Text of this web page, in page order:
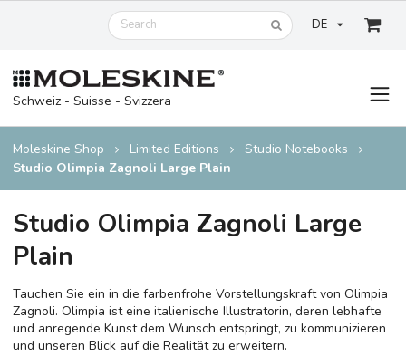
DE
Schweiz - Suisse - Svizzera
Moleskine Shop Limited Editions
Studio Notebooks
Studio Olimpia Zagnoli Large Plain
Studio Olimpia Zagnoli Large
Plain
Tauchen Sie ein in die farbenfrohe Vorstellungskraft von Olimpia
Zagnoli. Olimpia ist eine italienische Illustratorin, deren lebhafte
und anregende Kunst dem Wunsch entspringt, zu kommunizieren
und unseren Blick auf die Realität zu erweitern.